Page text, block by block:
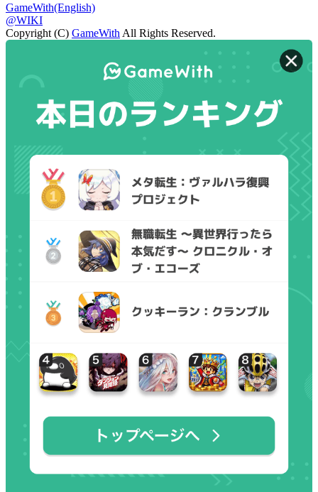
GameWith(English)
@WIKI
Copyright (C) GameWith All Rights Reserved.